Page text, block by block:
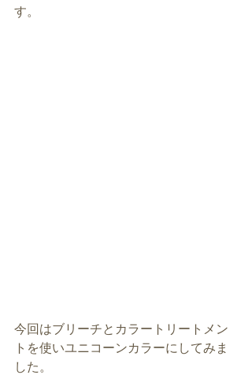
す。
今回はブリーチとカラートリートメン
トを使いユニコーンカラーにしてみま
した。